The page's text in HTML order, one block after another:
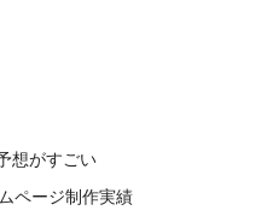
想がすごい
ページ制作実績